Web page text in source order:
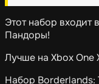
Этот набор
Пандоры!
Лучше на Xbox One
Набор Borderlands: